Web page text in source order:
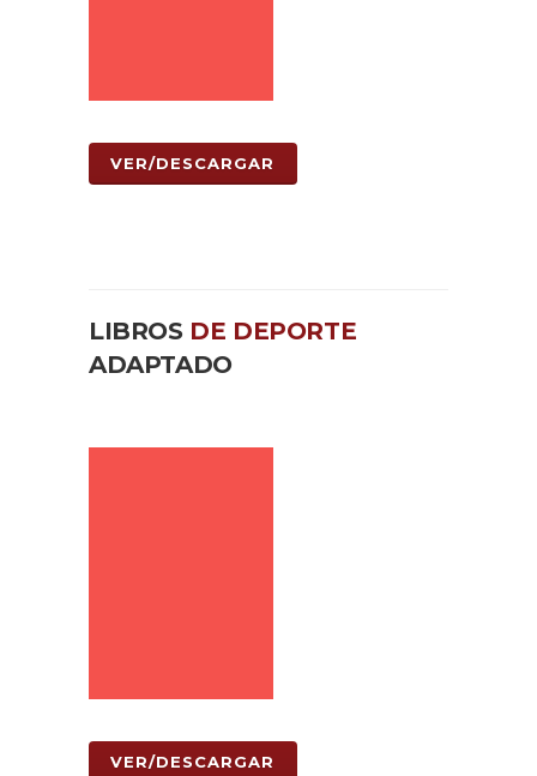
VER/DESCARGAR
LIBROS DE DEPORTE
ADAPTADO
VER/DESCARGAR